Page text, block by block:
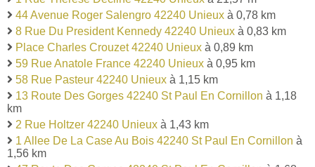
44 Avenue Roger Salengro 42240 Unieux à 0,78 km
8 Rue Du President Kennedy 42240 Unieux à 0,83 km
Place Charles Crouzet 42240 Unieux à 0,89 km
59 Rue Anatole France 42240 Unieux à 0,95 km
58 Rue Pasteur 42240 Unieux à 1,15 km
13 Route Des Gorges 42240 St Paul En Cornillon à 1,18
km
2 Rue Holtzer 42240 Unieux à 1,43 km
1 Allee De La Case Au Bois 42240 St Paul En Cornillon à
1,56 km